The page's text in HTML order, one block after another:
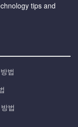
tips and
법
법